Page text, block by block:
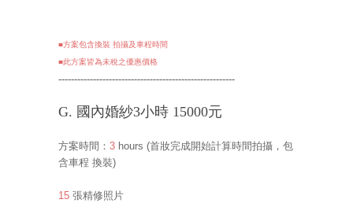
■方案包含換裝 拍攝及車程時間
■此方案皆為未稅之優惠價格
--------------------------------------------------------
G. 國內婚紗3小時 15000元
方案時間： 3 hours (首妝完成開始計算時間拍攝，包
含車程 換裝)
15 張精修照片